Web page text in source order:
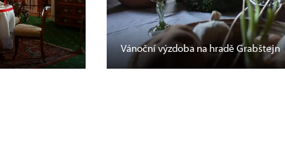
Vánoční výzdoba na hradě Grabštejn